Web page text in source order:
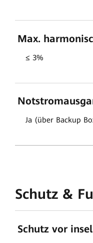
Max.
≤ 3%
Ja (über Backup
Schutz &
Schutz vor